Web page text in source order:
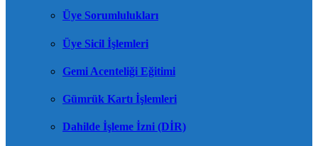
Üye Sorumlulukları
Üye Sicil İşlemleri
Gemi Acenteliği Eğitimi
Gümrük Kartı İşlemleri
Dahilde İşleme İzni (DİR)